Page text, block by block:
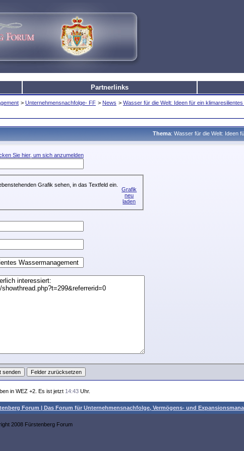
Partnerlinks
> Unternehmensnachfolge- FF > News > Wasser für die Welt: Ideen für ein
Thema: Wasser für die Welt: Ideen
Sie hier, um sich anzumelden
Grafik sehen, in das Textfeld ein.
Grafik
neu
laden
in WEZ +2. Es ist jetzt 14:43 Uhr.
Forum | Das Forum für Unternehmensnachfolge, Vermögens- und
2008 Fürstenberg Forum